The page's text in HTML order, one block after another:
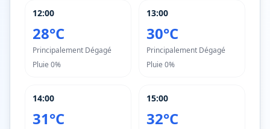
12:00
28°C
Principalement Dégagé
Pluie 0%
13:00
30°C
Principalement Dégagé
Pluie 0%
14:00
31°C
15:00
32°C